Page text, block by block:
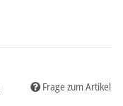
Frage zum Artikel